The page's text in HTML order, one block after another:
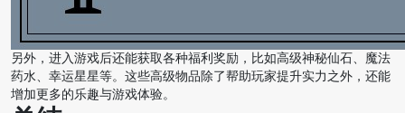
另外，进入游戏后还能获取各种福利奖励，比如高级神秘仙石、魔法
药水、幸运星星等。这些高级物品除了帮助玩家提升实力之外，还能
增加更多的乐趣与游戏体验。